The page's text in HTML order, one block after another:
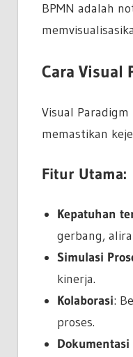
BPMN adalah
Cara Visual
Visual
memastikan
Fitur Utama:
Kepatuhan
gerbang,
Simulasi
kinerja.
Kolaborasi:
proses.
Dokumentasi